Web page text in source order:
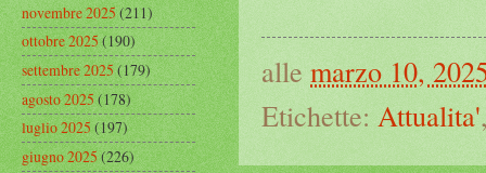
alle marzo 10,
Etichette: Attualita'
novembre 2025(211)
ottobre 2025(190)
settembre 2025(179)
agosto 2025(178)
luglio 2025(197)
giugno 2025(226)